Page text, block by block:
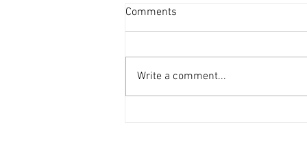
超過20個屋苑呎租破頂 [香港
均是歷年最明顯，過去3個月，超
過20個屋苑錄得新高租金成交個
Comments
Write a comment...